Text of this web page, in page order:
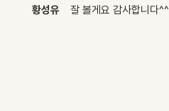
황성유
잘 볼게요 감사합니다^^